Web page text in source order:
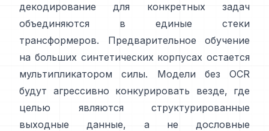
декодирование для конкретных задач
объединяются в единые стеки
трансформеров. Предварительное обучение
на больших синтетических корпусах остается
мультипликатором силы. Модели без OCR
будут агрессивно конкурировать везде, где
целью являются структурированные
выходные данные, а не дословные